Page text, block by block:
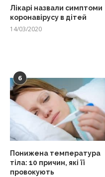
Лікарі назвали симптоми
коронавірусу в дітей
14/03/2020
6
Понижена температура
тіла: 10 причин, які її
провокують